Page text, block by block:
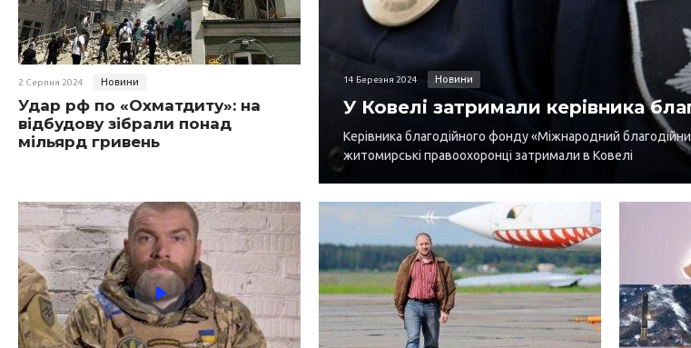
2 Серпня 2024 Новини
Удар рф по «Охматдиту»: на
відбудову зібрали понад
мільярд гривень
14 Березня 2024 Новини
У Ковелі затримали керівника
Керівника благодійного фонду «Міжнародний
житомирські правоохоронці затримали в Ковелі